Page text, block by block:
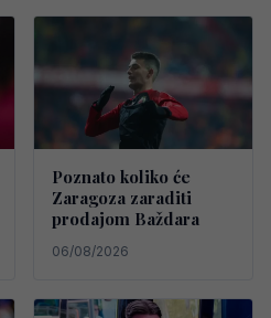
Poznato koliko će
Zaragoza zaraditi
prodajom Baždara
06/08/2026